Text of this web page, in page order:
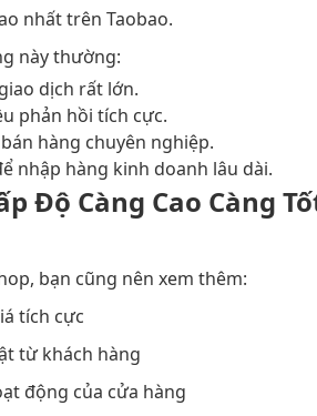
nhất trên Taobao.
này thường:
dịch rất lớn.
phản hồi tích cực.
hàng chuyên nghiệp.
nhập hàng kinh doanh lâu dài.
Độ Càng Cao Càng
bạn cũng nên xem thêm:
tích cực
từ khách hàng
động của cửa hàng